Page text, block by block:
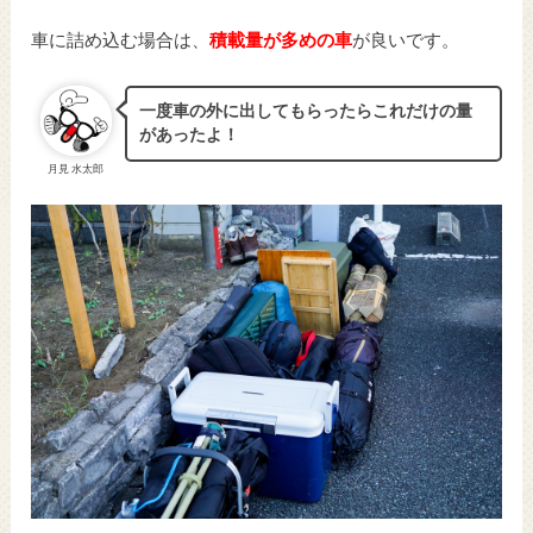
車に詰め込む場合は、積載量が多めの車が良いです。
月見 水太郎
一度車の外に出してもらったらこれだけの量
があったよ！